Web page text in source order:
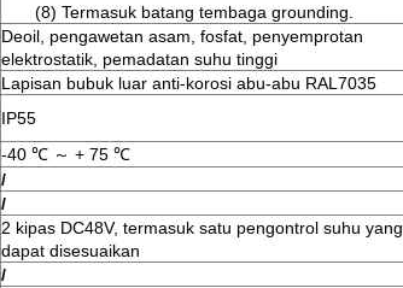
(8) Termasuk batang tembaga grounding.
Deoil, pengawetan asam, fosfat, penyemprotan
elektrostatik, pemadatan suhu tinggi
Lapisan bubuk luar anti-korosi abu-abu RAL7035
IP55
-40 ℃ ～ + 75 ℃
/
/
2 kipas DC48V, termasuk satu pengontrol suhu yang
dapat disesuaikan
/